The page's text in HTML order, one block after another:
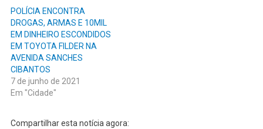
POLÍCIA ENCONTRA
DROGAS, ARMAS E 10MIL
EM DINHEIRO ESCONDIDOS
EM TOYOTA FILDER NA
AVENIDA SANCHES
CIBANTOS
7 de junho de 2021
Em "Cidade"
Compartilhar esta notícia agora: